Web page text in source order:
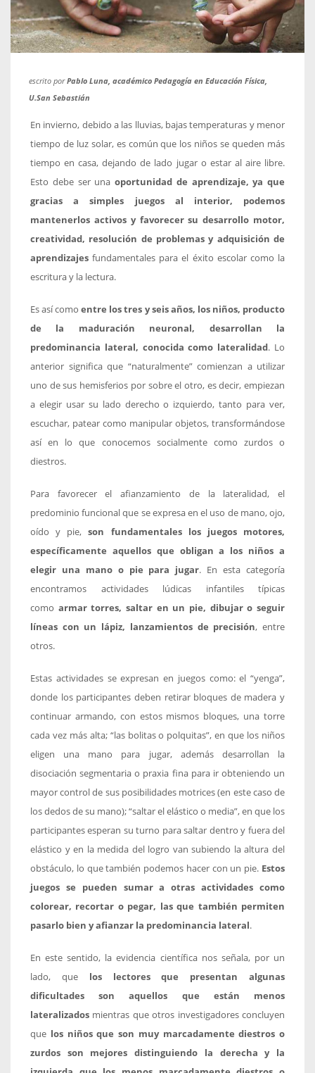
escrito porPablo Luna, académico Pedagogía en Educación Física,
U.San Sebastián
En invierno, debido a las lluvias, bajas temperaturas y menor
tiempo de luz solar, es común que los niños se queden más
tiempo en casa, dejando de lado jugar o estar al aire libre.
Esto debe ser una oportunidad de aprendizaje, ya que
gracias a simples juegos al interior, podemos
mantenerlos activos y favorecer su desarrollo motor,
creatividad, resolución de problemas y adquisición de
aprendizajes fundamentales para el éxito escolar como la
escritura y la lectura.
Es así comoentre los tres y seis años, los niños, producto
de la maduración neuronal, desarrollan la
predominancia lateral, conocida como lateralidad. Lo
anterior significa que “naturalmente” comienzan a utilizar
uno de sus hemisferios por sobre el otro, es decir, empiezan
a elegir usar su lado derecho o izquierdo, tanto para ver,
escuchar, patear como manipular objetos, transformándose
así en lo que conocemos socialmente como zurdos o
diestros.
Para favorecer el afianzamiento de la lateralidad, el
predominio funcional que se expresa en el uso de mano, ojo,
oído y pie,son fundamentales los juegos motores,
específicamente aquellos que obligan a los niños a
elegir una mano o pie para jugar. En esta categoría
encontramos actividades lúdicas infantiles típicas
como armar torres, saltar en un pie, dibujar o seguir
líneas con un lápiz, lanzamientos de precisión, entre
otros.
Estas actividades se expresan en juegos como: el “yenga”,
donde los participantes deben retirar bloques de madera y
continuar armando, con estos mismos bloques, una torre
cada vez más alta; “las bolitas o polquitas”, en que los niños
eligen una mano para jugar, además desarrollan la
disociación segmentaria o praxia fina para ir obteniendo un
mayor control de sus posibilidades motrices (en este caso de
los dedos de su mano); “saltar el elástico o media”, en que los
participantes esperan su turno para saltar dentro y fuera del
elástico y en la medida del logro van subiendo la altura del
obstáculo, lo que también podemos hacer con un pie. Estos
juegos se pueden sumar a otras actividades como
colorear, recortar o pegar, las que también permiten
pasarlo bien y afianzar la predominancia lateral.
En este sentido, la evidencia científica nos señala, por un
lado, que los lectores que presentan algunas
dificultades son aquellos que están menos
lateralizados mientras que otros investigadores concluyen
que los niños que son muy marcadamente diestros o
zurdos son mejores distinguiendo la derecha y la